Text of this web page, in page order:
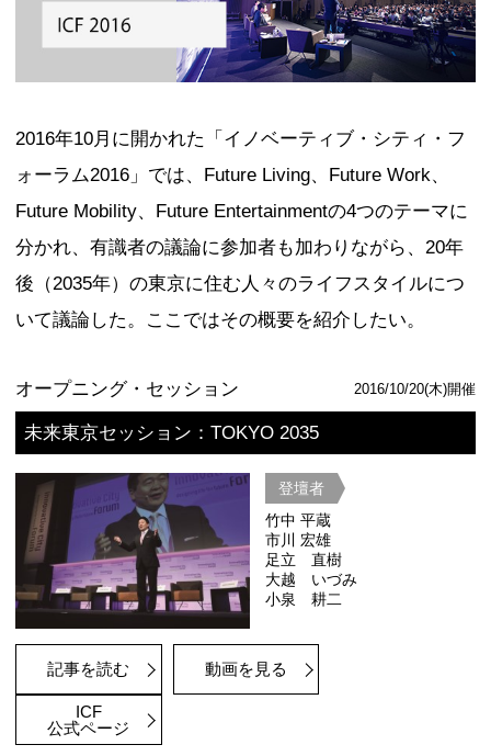
市川 宏雄
黒田 涼
伊藤 毅
記事を読む
「素材・デザイン」から考えるアイ
承の柔軟な発想